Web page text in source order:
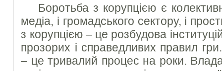
Боротьба з корупцією є
медіа, і громадського сектору, і
з корупцією – це розбудова
прозорих і справедливих правил
– це тривалий процес на роки.